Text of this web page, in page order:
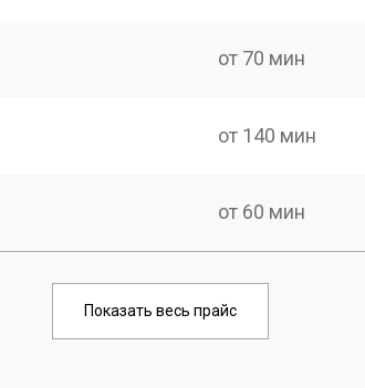
от 70 мин
от 140 мин
от 60 мин
от 100 мин
Показать весь прайс